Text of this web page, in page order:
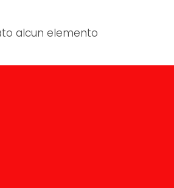
alcun elemento